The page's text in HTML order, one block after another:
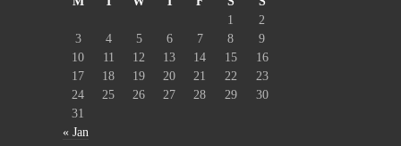
1
2
3
4 5 6 7 8
9
10
11 12 13 14 15
16
17
18 19 20 21 22
23
24
25 26 27 28 29
30
31
« Jan